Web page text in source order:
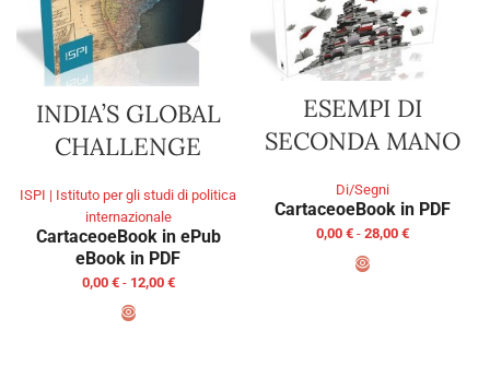
INDIA’S GLOBAL
CHALLENGE
ISPI | Istituto per gli studi di politica
internazionale
CartaceoeBook in ePub
eBook in PDF
0,00 € - 12,00 €
ESEMPI DI
SECONDA MANO
Di/Segni
CartaceoeBook in PDF
0,00 € - 28,00 €